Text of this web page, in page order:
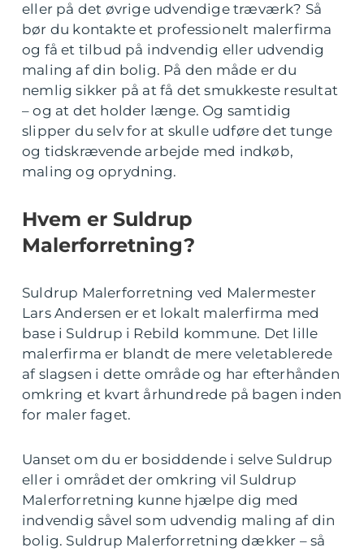
eller på det øvrige udvendige træværk? Så
bør du kontakte et professionelt malerfirma
og få et tilbud på indvendig eller udvendig
maling af din bolig. På den måde er du
nemlig sikker på at få det smukkeste resultat
– og at det holder længe. Og samtidig
slipper du selv for at skulle udføre det tunge
og tidskrævende arbejde med indkøb,
maling og oprydning.
Hvem er Suldrup
Malerforretning?
Suldrup Malerforretning ved Malermester
Lars Andersen er et lokalt malerfirma med
base i Suldrup i Rebild kommune. Det lille
malerfirma er blandt de mere veletablerede
af slagsen i dette område og har efterhånden
omkring et kvart århundrede på bagen inden
for maler faget.
Uanset om du er bosiddende i selve Suldrup
eller i området der omkring vil Suldrup
Malerforretning kunne hjælpe dig med
indvendig såvel som udvendig maling af din
bolig. Suldrup Malerforretning dækker – så